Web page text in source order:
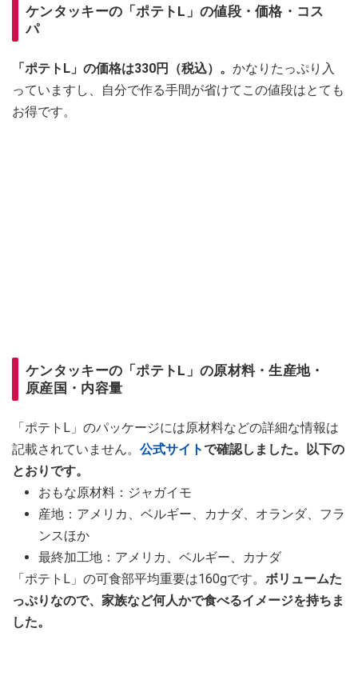
ケンタッキーの「ポテトL」の値段・価格・コス
パ
「ポテトL」の価格は330円（税込）。 かなりたっぷり入
っていますし、自分で作る手間が省けてこの値段はとても
お得です。
ケンタッキーの「ポテトL」の原材料・生産地・
原産国・内容量
「ポテトL」のパッケージには原材料などの詳細な情報は
記載されていません。 公式サイトで確認しました。以下の
とおりです。
おもな原材料：ジャガイモ
産地：アメリカ、ベルギー、カナダ、オランダ、フラ
ンスほか
最終加工地：アメリカ、ベルギー、カナダ
「ポテトL」の可食部平均重要は160gです。 ボリュームた
っぷりなので、家族など何人かで食べるイメージを持ちま
した。